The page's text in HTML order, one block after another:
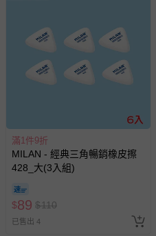
滿1件9折
MILAN - 經典三角暢銷橡皮擦
428_大(3入組)
$89 $110
已售出 4